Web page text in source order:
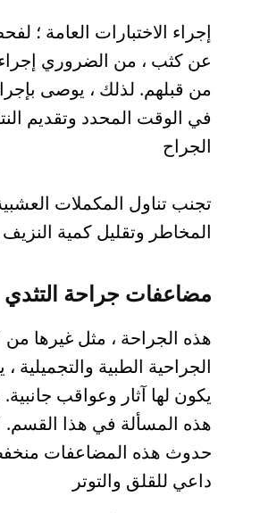
إجراء الاختبارات العامة ؛
عن كثب ، من الضروري إجراء
من قبلهم. لذلك ، يوصى
في الوقت المحدد وتقديم
الجراح
تجنب تناول المكملات
المخاطر وتقليل كمية
مضاعفات جراحة التثدي
هذه الجراحة ، مثل غيرها من
الجراحية الطبية والتجميلية
يكون لها آثار وعواقب جانبية.
هذه المسألة في هذا القسم.
حدوث هذه المضاعفات
داعي للقلق والتوتر